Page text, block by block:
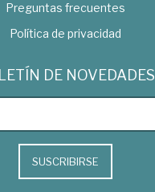
Preguntas frecuentes
Política de privacidad
DE NOVEDADES
SUSCRIBIRSE